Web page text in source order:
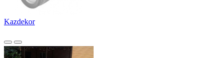
Kazdekor